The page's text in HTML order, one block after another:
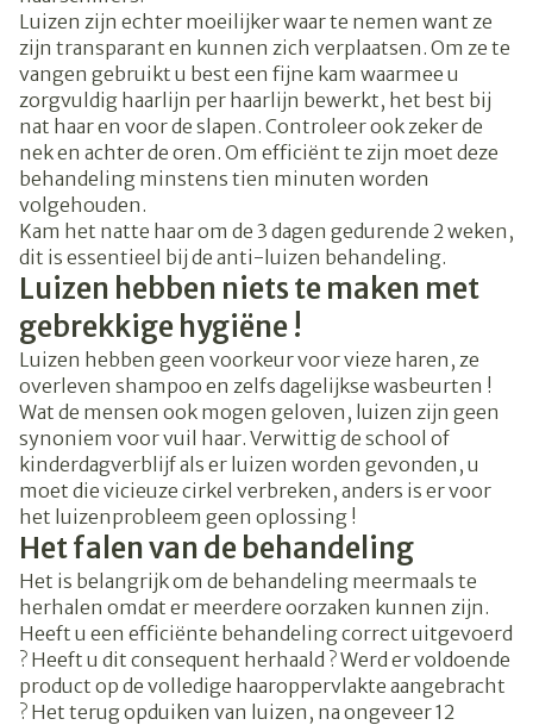
Luizen zijn echter moeilijker waar te nemen want ze
zijn transparant en kunnen zich verplaatsen. Om ze te
vangen gebruikt u best een fijne kam waarmee u
zorgvuldig haarlijn per haarlijn bewerkt, het best bij
nat haar en voor de slapen. Controleer ook zeker de
nek en achter de oren. Om efficiënt te zijn moet deze
behandeling minstens tien minuten worden
volgehouden.
Kam het natte haar om de 3 dagen gedurende 2 weken,
dit is essentieel bij de anti-luizen behandeling.
Luizen hebben niets te maken met
gebrekkige hygiëne !
Luizen hebben geen voorkeur voor vieze haren, ze
overleven shampoo en zelfs dagelijkse wasbeurten !
Wat de mensen ook mogen geloven, luizen zijn geen
synoniem voor vuil haar. Verwittig de school of
kinderdagverblijf als er luizen worden gevonden, u
moet die vicieuze cirkel verbreken, anders is er voor
het luizenprobleem geen oplossing !
Het falen van de behandeling
Het is belangrijk om de behandeling meermaals te
herhalen omdat er meerdere oorzaken kunnen zijn.
Heeft u een efficiënte behandeling correct uitgevoerd
? Heeft u dit consequent herhaald ? Werd er voldoende
product op de volledige haaroppervlakte aangebracht
? Het terug opduiken van luizen, na ongeveer 12